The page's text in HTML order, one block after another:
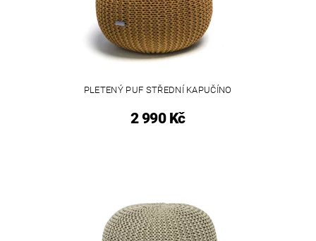
PLETENÝ PUF STŘEDNÍ KAPUČÍNO
2 990 Kč